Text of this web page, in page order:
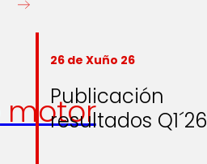
motor
26 de Xuño 26
Publicación
resultados Q1´26